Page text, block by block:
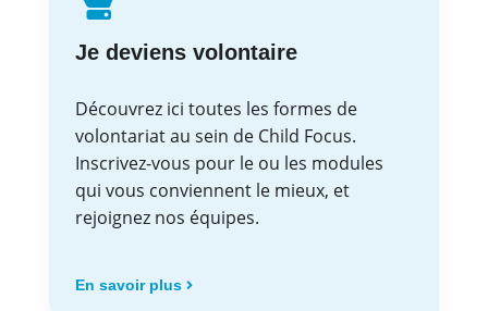
Je deviens volontaire
Découvrez ici toutes les formes de
volontariat au sein de Child Focus.
Inscrivez-vous pour le ou les modules
qui vous conviennent le mieux, et
rejoignez nos équipes.
En savoir plus